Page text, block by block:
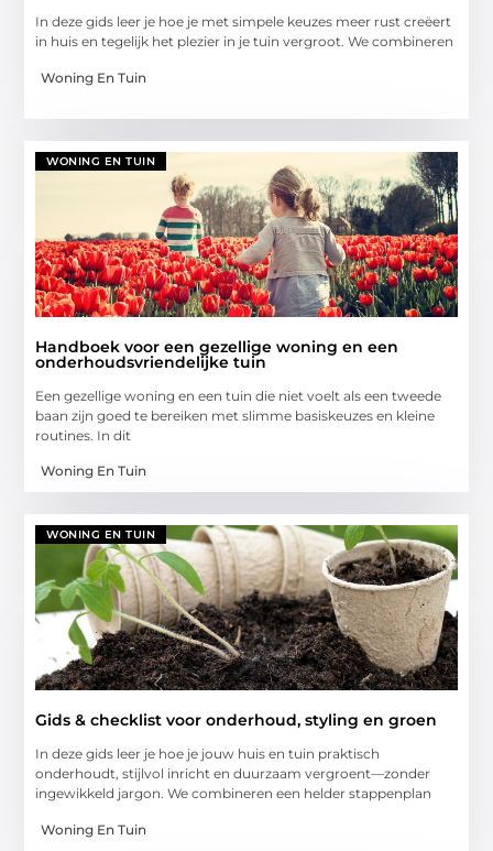
In deze gids leer je hoe je met simpele keuzes meer rust creëert
in huis en tegelijk het plezier in je tuin vergroot. We combineren
Woning En Tuin
WONING EN TUIN
Handboek voor een gezellige woning en een
onderhoudsvriendelijke tuin
Een gezellige woning en een tuin die niet voelt als een tweede
baan zijn goed te bereiken met slimme basiskeuzes en kleine
routines. In dit
Woning En Tuin
WONING EN TUIN
Gids & checklist voor onderhoud, styling en groen
In deze gids leer je hoe je jouw huis en tuin praktisch
onderhoudt, stijlvol inricht en duurzaam vergroent—zonder
ingewikkeld jargon. We combineren een helder stappenplan
Woning En Tuin